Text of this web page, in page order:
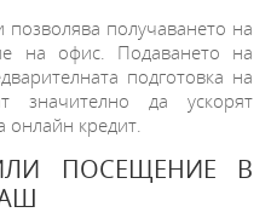
получаването на
на офис. Подаването на
подготовка на
значително да ускорят
онлайн кредит.
ПОСЕЩЕНИЕ В